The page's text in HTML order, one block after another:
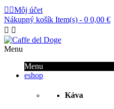
 Môj účet
Nákupný košík Item(s) - 0 0,00 €
 
Menu
Menu
eshop
Káva